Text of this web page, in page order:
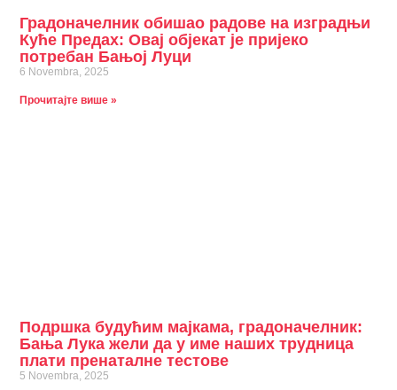
Градоначелник обишао радове на изградњи
Куће Предах: Овај објекат је пријеко
потребан Бањој Луци
6 Novembra, 2025
Прочитајте више »
Подршка будућим мајкама, градоначелник:
Бања Лука жели да у име наших трудница
плати пренаталне тестове
5 Novembra, 2025